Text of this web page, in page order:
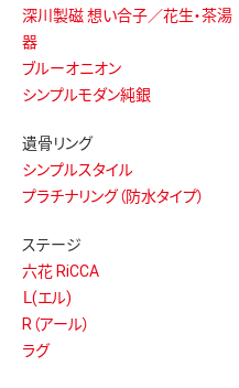
深川製磁 想い合子／花生・茶湯
器
ブルーオニオン
シンプルモダン純銀
遺骨リング
シンプルスタイル
プラチナリング（防水タイプ）
ステージ
六花 RiCCA
Ｌ(エル)
R（アール）
ラグ